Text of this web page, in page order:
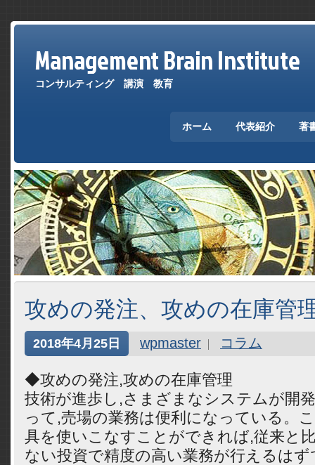
Management Brain Institute
コンサルティング 講演 教育
ホーム 代表紹介 著
攻めの発注、攻めの在庫管
2018年4月25日 wpmaster コラム
◆攻めの発注,攻めの在庫管理
技術が進歩し,さまざまなシステムが開
って,売場の業務は便利になっている。
具を使いこなすことができれば,従来と
ない投資で精度の高い業務が行えるは